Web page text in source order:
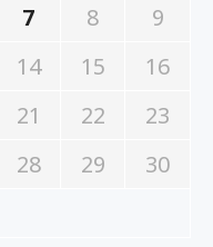
7 8
9
14 15
16
21 22
23
28 29
30